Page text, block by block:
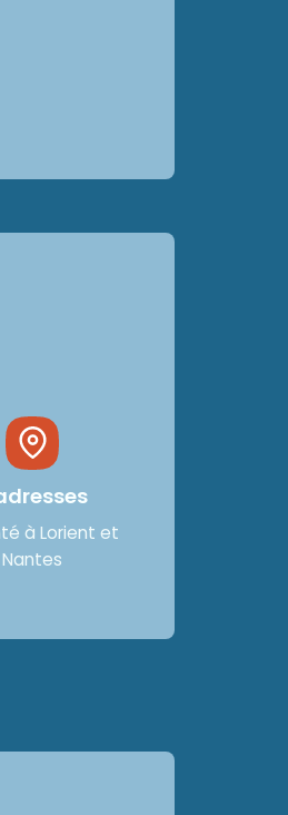
à Lorient et
Nantes